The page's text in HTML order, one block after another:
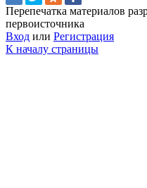
Перепечатка материалов
первоисточника
Вход или Регистрация
К началу страницы